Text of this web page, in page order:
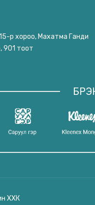
р хороо, Махатма Ганди
901 тоот
ХХК